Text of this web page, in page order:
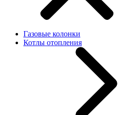
Газовые колонки
Котлы отопления